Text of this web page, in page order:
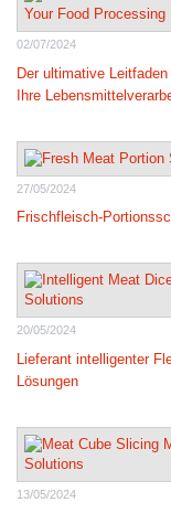
02/07/2024
Der ultimative
Ihre
27/05/2024
Frischfleisch-
20/05/2024
Lieferant intelligenter
Lösungen
13/05/2024